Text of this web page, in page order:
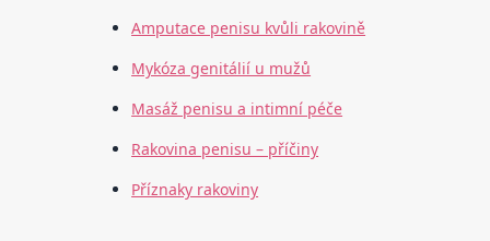
Amputace penisu kvůli rakovině
Mykóza genitálií u mužů
Masáž penisu a intimní péče
Rakovina penisu – příčiny
Příznaky rakoviny